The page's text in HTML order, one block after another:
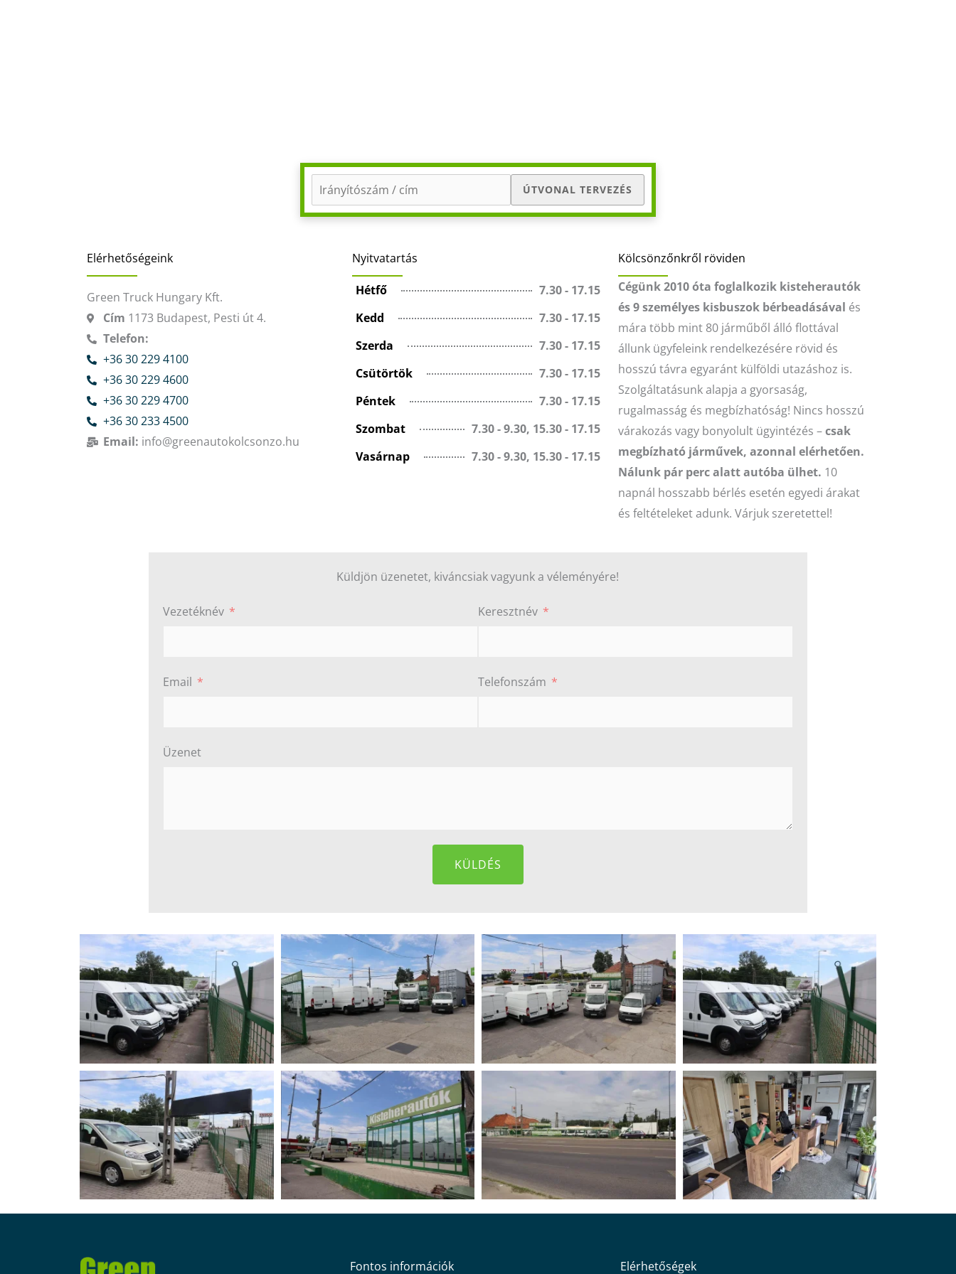
ÚTVONAL TERVEZÉS
Elérhetőségeink
Green Truck Hungary Kft.
Cím 1173 Budapest, Pesti út 4.
Telefon:
+36 30 229 4100
+36 30 229 4600
+36 30 229 4700
+36 30 233 4500
Email: info@greenautokolcsonzo.hu
Nyitvatartás
Hétfő
7.30 - 17.15
Kedd
7.30 - 17.15
Szerda
7.30 - 17.15
Csütörtök
7.30 - 17.15
Péntek
7.30 - 17.15
Szombat
7.30 - 9.30, 15.30 - 17.15
Vasárnap
7.30 - 9.30, 15.30 - 17.15
Kölcsönzőnkről röviden
Cégünk 2010 óta foglalkozik kisteherautók
és 9 személyes kisbuszok bérbeadásával és
mára több mint 80 járműből álló flottával
állunk ügyfeleink rendelkezésére rövid és
hosszú távra egyaránt külföldi utazáshoz is.
Szolgáltatásunk alapja a gyorsaság,
rugalmasság és megbízhatóság! Nincs hosszú
várakozás vagy bonyolult ügyintézés –csak
megbízható járművek, azonnal elérhetően.
Nálunk pár perc alatt autóba ülhet. 10
napnál hosszabb bérlés esetén egyedi árakat
és feltételeket adunk. Várjuk szeretettel!
Küldjön üzenetet, kiváncsiak vagyunk a véleményére!
Vezetéknév Keresztnév
Email Telefonszám
Üzenet
KÜLDÉS
Fontos információk Elérhetőségek